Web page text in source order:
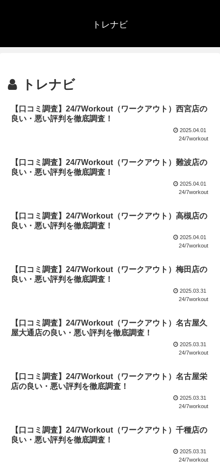
トレナビ
トレナビ
【口コミ調査】24/7Workout（ワークアウト）西宮店の
良い・悪い評判を徹底調査！
2025.04.01
24/7workout
【口コミ調査】24/7Workout（ワークアウト）難波店の
良い・悪い評判を徹底調査！
2025.04.01
24/7workout
【口コミ調査】24/7Workout（ワークアウト）高槻店の
良い・悪い評判を徹底調査！
2025.04.01
24/7workout
【口コミ調査】24/7Workout（ワークアウト）梅田店の
良い・悪い評判を徹底調査！
2025.03.31
24/7workout
【口コミ調査】24/7Workout（ワークアウト）名古屋久
屋大通店の良い・悪い評判を徹底調査！
2025.03.31
24/7workout
【口コミ調査】24/7Workout（ワークアウト）名古屋栄
店の良い・悪い評判を徹底調査！
2025.03.31
24/7workout
【口コミ調査】24/7Workout（ワークアウト）千種店の
良い・悪い評判を徹底調査！
2025.03.31
24/7workout